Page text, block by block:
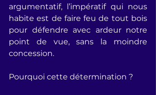
argumentatif, l’impératif qui nous
habite est de faire feu de tout bois
pour défendre avec ardeur notre
point de vue, sans la moindre
concession.
Pourquoi cette détermination ?